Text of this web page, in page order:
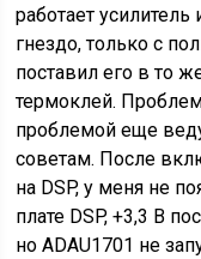
работает
гнездо, только с
поставил его в то
термоклей.
проблемой еще
советам. После
на DSP, у меня не
плате DSP, +3,3 В
но ADAU1701 не